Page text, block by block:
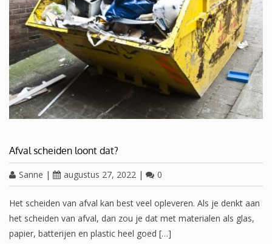
Afval scheiden loont dat?
Sanne | augustus 27, 2022 | 0
Het scheiden van afval kan best veel opleveren. Als je denkt aan
het scheiden van afval, dan zou je dat met materialen als glas,
papier, batterijen en plastic heel goed […]